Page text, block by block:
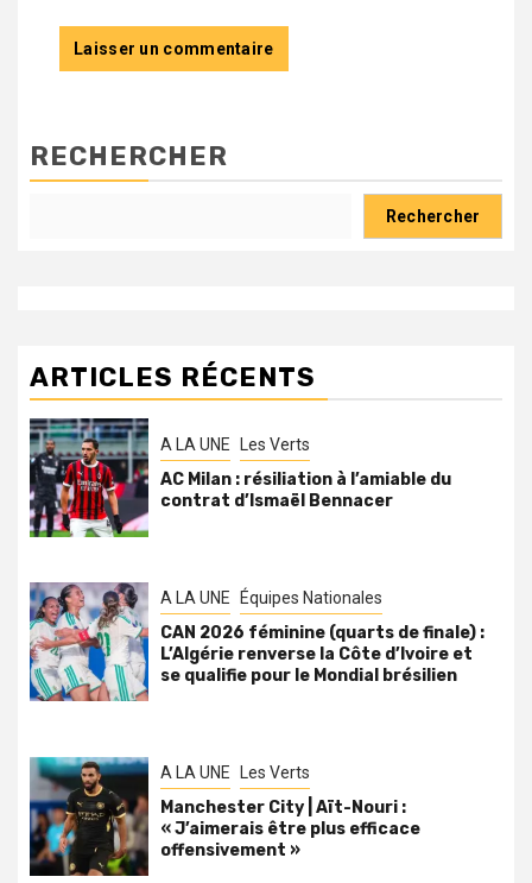
RECHERCHER
Rechercher
ARTICLES RÉCENTS
A LA UNE Les Verts
AC Milan : résiliation à l’amiable du
contrat d’Ismaël Bennacer
A LA UNE Équipes Nationales
CAN 2026 féminine (quarts de finale) :
L’Algérie renverse la Côte d’Ivoire et
se qualifie pour le Mondial brésilien
A LA UNE Les Verts
Manchester City | Aït-Nouri :
« J’aimerais être plus efficace
offensivement »